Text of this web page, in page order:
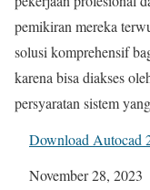
pemikiran mereka
solusi komprehensif
karena bisa diakses
persyaratan sistem
Download Autocad
Date
November 28, 2023